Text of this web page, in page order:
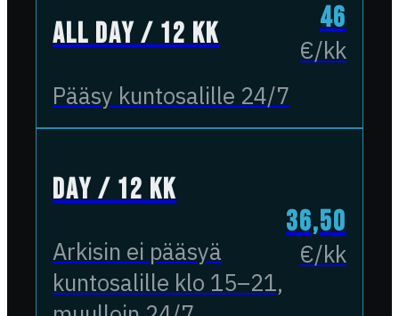
All Day / 12 kk
Pääsy kuntosalille 24/7
46
€/kk
Day / 12 kk
Arkisin ei pääsyä
kuntosalille klo 15–21,
36,50
€/kk